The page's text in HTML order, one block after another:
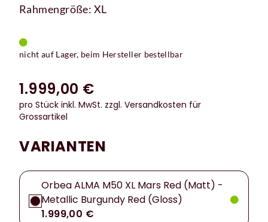
Rahmengröße: XL
nicht auf Lager, beim Hersteller bestellbar
1.999,00 €
pro Stück inkl. MwSt. zzgl. Versandkosten für
Grossartikel
VARIANTEN
Orbea ALMA M50 XL Mars Red (Matt) -
Metallic Burgundy Red (Gloss)
1.999,00 €